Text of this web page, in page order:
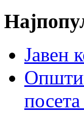
Јавен